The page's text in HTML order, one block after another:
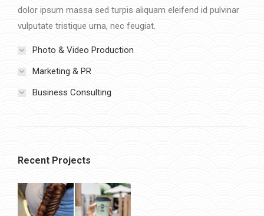
dolor ipsum massa sed turpis aliquam eleifend id pulvinar
vulputate tristique urna, nec feugiat.
Photo & Video Production
Marketing & PR
Business Consulting
Recent Projects